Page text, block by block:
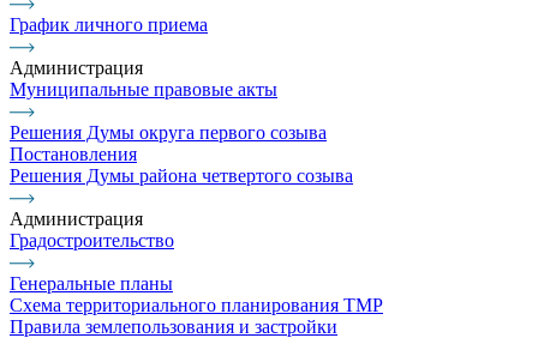
График личного приема
Администрация
Муниципальные правовые акты
Решения Думы округа первого созыва
Постановления
Решения Думы района четвертого созыва
Администрация
Градостроительство
Генеральные планы
Схема территориального планирования ТМР
Правила землепользования и застройки